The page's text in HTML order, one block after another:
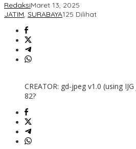
RedaksiMaret 13, 2025
JATIM, SURABAYA125 Dilihat
CREATOR: gd-jpeg v1.0 (using
82?